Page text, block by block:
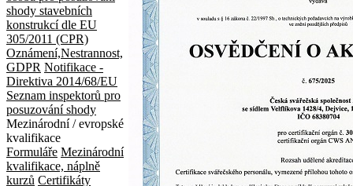
shody stavebních
konstrukcí dle EU
305/2011 (CPR)
Oznámení,Nestrannost,
GDPR Notifikace -
Direktiva 2014/68/EU
Seznam inspektorů pro
posuzování shody
Mezinárodní / evropské
kvalifikace
Formuláře Mezinárodní
kvalifikace, náplně
kurzů Certifikáty